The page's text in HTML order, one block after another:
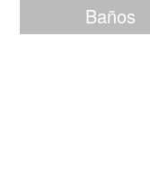
Baños